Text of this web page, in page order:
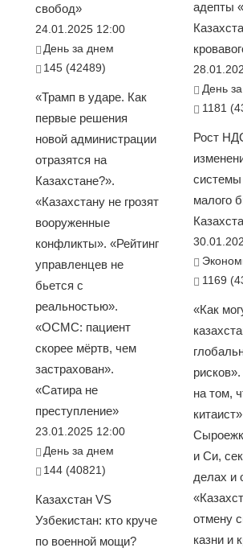
свобод»
24.01.2025 12:00
День за днем
145 (42489)
«Трамп в ударе. Как
первые решения
новой администрации
отразятся на
Казахстане?».
«Казахстану не грозят
вооруженные
конфликты». «Рейтинг
управленцев не
бьется с
реальностью».
«ОСМС: пациент
скорее мёртв, чем
застрахован».
«Сатира не
преступление»
23.01.2025 12:00
День за днем
144 (40821)
Казахстан VS
Узбекистан: кто круче
по военной мощи?
адепты
День
1181
Рост
системы
малого
1169
«Как
на том,
и Си,
делах и
отмену
казни и